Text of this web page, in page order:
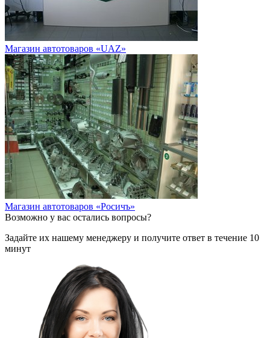
Магазин автотоваров «UAZ»
Магазин автотоваров «Росичъ»
Возможно у вас остались вопросы?
Задайте их нашему менеджеру и получите ответ в течение 10
минут